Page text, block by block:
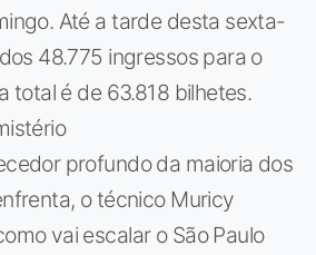
Até a tarde desta sexta-
48.775 ingressos para o
total é de 63.818 bilhetes.
profundo da maioria dos
o técnico Muricy
vai escalar o São Paulo